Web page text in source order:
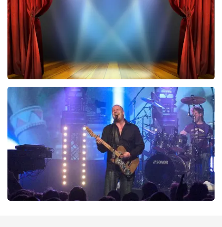
BESTEL NU
40 45 De Musical
290laatste 30 minuten
BESTEL NU